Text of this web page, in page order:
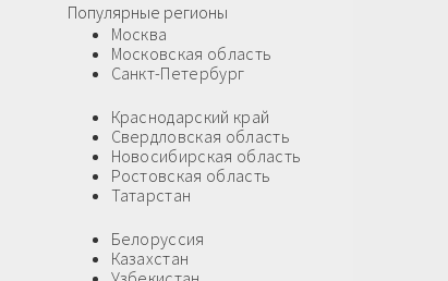
Популярные регионы
Москва
Московская область
Санкт-Петербург
Краснодарский край
Свердловская область
Новосибирская область
Ростовская область
Татарстан
Белоруссия
Казахстан